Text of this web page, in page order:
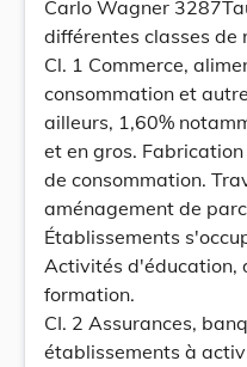
Carlo Wagner
différentes classes de
Cl. 1 Commerce,
consommation et
ailleurs, 1,60%
et en gros.
de consommation.
aménagement de
Établissements
Activités d'éducation,
formation.
CI. 2 Assurances,
établissements à